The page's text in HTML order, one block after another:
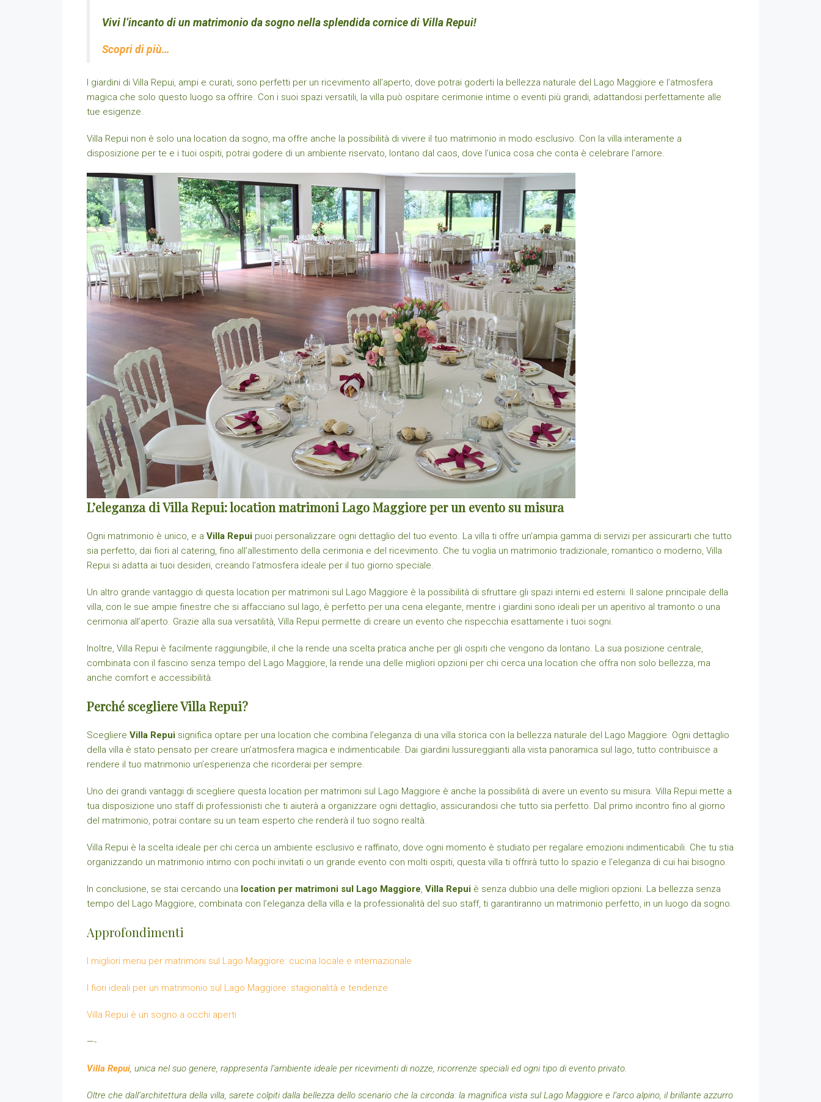
Vivi l’incanto di un matrimonio da sogno nella splendida cornice di Villa Repui!
Scopri di più…
I giardini di Villa Repui, ampi e curati, sono perfetti per un ricevimento all’aperto, dove potrai goderti la bellezza naturale del Lago Maggiore e l’atmosfera
magica che solo questo luogo sa offrire. Con i suoi spazi versatili, la villa può ospitare cerimonie intime o eventi più grandi, adattandosi perfettamente alle
tue esigenze.
Villa Repui non è solo una location da sogno, ma offre anche la possibilità di vivere il tuo matrimonio in modo esclusivo. Con la villa interamente a
disposizione per te e i tuoi ospiti, potrai godere di un ambiente riservato, lontano dal caos, dove l’unica cosa che conta è celebrare l’amore.
L’eleganza di Villa Repui: location matrimoni Lago Maggiore per un evento su misura
Ogni matrimonio è unico, e a Villa Repui puoi personalizzare ogni dettaglio del tuo evento. La villa ti offre un’ampia gamma di servizi per assicurarti che tutto
sia perfetto, dai fiori al catering, fino all’allestimento della cerimonia e del ricevimento. Che tu voglia un matrimonio tradizionale, romantico o moderno, Villa
Repui si adatta ai tuoi desideri, creando l’atmosfera ideale per il tuo giorno speciale.
Un altro grande vantaggio di questa location per matrimoni sul Lago Maggiore è la possibilità di sfruttare gli spazi interni ed esterni. Il salone principale della
villa, con le sue ampie finestre che si affacciano sul lago, è perfetto per una cena elegante, mentre i giardini sono ideali per un aperitivo al tramonto o una
cerimonia all’aperto. Grazie alla sua versatilità, Villa Repui permette di creare un evento che rispecchia esattamente i tuoi sogni.
Inoltre, Villa Repui è facilmente raggiungibile, il che la rende una scelta pratica anche per gli ospiti che vengono da lontano. La sua posizione centrale,
combinata con il fascino senza tempo del Lago Maggiore, la rende una delle migliori opzioni per chi cerca una location che offra non solo bellezza, ma
anche comfort e accessibilità.
Perché scegliere Villa Repui?
Scegliere Villa Repui significa optare per una location che combina l’eleganza di una villa storica con la bellezza naturale del Lago Maggiore. Ogni dettaglio
della villa è stato pensato per creare un’atmosfera magica e indimenticabile. Dai giardini lussureggianti alla vista panoramica sul lago, tutto contribuisce a
rendere il tuo matrimonio un’esperienza che ricorderai per sempre.
Uno dei grandi vantaggi di scegliere questa location per matrimoni sul Lago Maggiore è anche la possibilità di avere un evento su misura. Villa Repui mette a
tua disposizione uno staff di professionisti che ti aiuterà a organizzare ogni dettaglio, assicurandosi che tutto sia perfetto. Dal primo incontro fino al giorno
del matrimonio, potrai contare su un team esperto che renderà il tuo sogno realtà.
Villa Repui è la scelta ideale per chi cerca un ambiente esclusivo e raffinato, dove ogni momento è studiato per regalare emozioni indimenticabili. Che tu stia
organizzando un matrimonio intimo con pochi invitati o un grande evento con molti ospiti, questa villa ti offrirà tutto lo spazio e l’eleganza di cui hai bisogno.
In conclusione, se stai cercando una location per matrimoni sul Lago Maggiore, Villa Repui è senza dubbio una delle migliori opzioni. La bellezza senza
tempo del Lago Maggiore, combinata con l’eleganza della villa e la professionalità del suo staff, ti garantiranno un matrimonio perfetto, in un luogo da sogno.
Approfondimenti
I migliori menu per matrimoni sul Lago Maggiore: cucina locale e internazionale
I fiori ideali per un matrimonio sul Lago Maggiore: stagionalità e tendenze
Villa Repui è un sogno a occhi aperti
—-
Villa Repui, unica nel suo genere, rappresenta l’ambiente ideale per ricevimenti di nozze, ricorrenze speciali ed ogni tipo di evento privato.
Oltre che dall’architettura della villa, sarete colpiti dalla bellezza dello scenario che la circonda: la magnifica vista sul Lago Maggiore e l’arco alpino, il brillante azzurro